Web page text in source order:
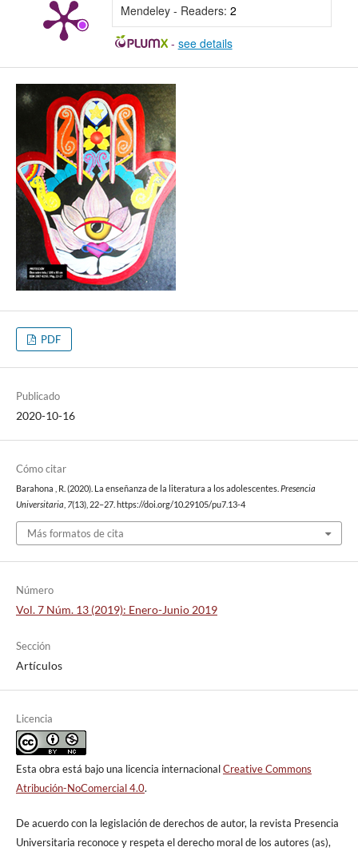
Mendeley - Readers: 2
- see details
PDF
Publicado
2020-10-16
Cómo citar
Barahona , R. (2020). La enseñanza de la literatura a los adolescentes. Presencia
Universitaria 7(13), 22–27. https://doi.org/10.29105/pu7.13-4
Más formatos de cita
Número
Vol. 7 Núm. 13 (2019): Enero-Junio 2019
Sección
Artículos
Licencia
Esta obra está bajo una licencia internacionalCreative Commons
Atribución-NoComercial 4.0.
De acuerdo con la legislación de derechos de autor, la revista Presencia
Universitaria reconoce y respeta el derecho moral de los autores (as),